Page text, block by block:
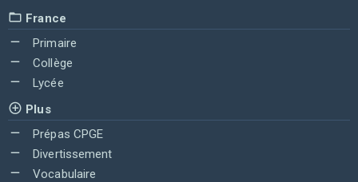
France
Primaire
Collège
Lycée
Plus
Prépas CPGE
Divertissement
Vocabulaire